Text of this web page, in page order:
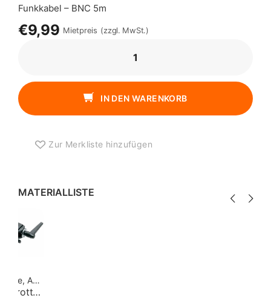
Funkkabel – BNC 5m
€9,99 Mietpreis (zzgl. MwSt.)
UHF
RICHTANTENNE
IN DEN WARENKORB
Zur Merkliste hinzufügen
MATERIALLISTE
Stative, Aufhängungen
Manfrotto 035 Super Clamp